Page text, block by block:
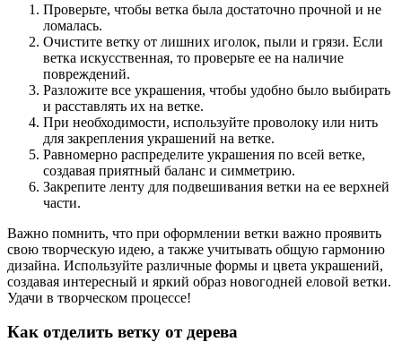
Проверьте, чтобы ветка была достаточно прочной и не
ломалась.
Очистите ветку от лишних иголок, пыли и грязи. Если
ветка искусственная, то проверьте ее на наличие
повреждений.
Разложите все украшения, чтобы удобно было выбирать
и расставлять их на ветке.
При необходимости, используйте проволоку или нить
для закрепления украшений на ветке.
Равномерно распределите украшения по всей ветке,
создавая приятный баланс и симметрию.
Закрепите ленту для подвешивания ветки на ее верхней
части.
Важно помнить, что при оформлении ветки важно проявить
свою творческую идею, а также учитывать общую гармонию
дизайна. Используйте различные формы и цвета украшений,
создавая интересный и яркий образ новогодней еловой ветки.
Удачи в творческом процессе!
Как отделить ветку от дерева